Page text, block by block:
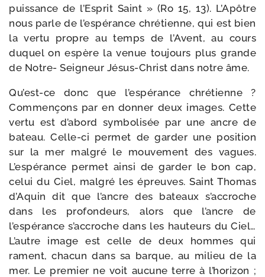
puis­sance de l’Esprit Saint » (Ro 15, 13). L’Apôtre
nous parle de l’espérance chré­tienne, qui est bien
la ver­tu propre au temps de l’Avent, au cours
duquel on espère la venue tou­jours plus grande
de Notre- Seigneur Jésus-​Christ dans notre âme.
Qu’est-ce donc que l’espérance chré­tienne ?
Commençons par en don­ner deux images. Cette
ver­tu est d’abord sym­bo­li­sée par une ancre de
bateau. Celle-​ci per­met de gar­der une posi­tion
sur la mer mal­gré le mou­ve­ment des vagues.
L’espérance per­met ain­si de gar­der le bon cap,
celui du Ciel, mal­gré les épreuves. Saint Thomas
d’Aquin dit que l’ancre des bateaux s’accroche
dans les pro­fon­deurs, alors que l’ancre de
l’espérance s’accroche dans les hau­teurs du Ciel…
L’autre image est celle de deux hommes qui
rament, cha­cun dans sa barque, au milieu de la
mer. Le pre­mier ne voit aucune terre à l’horizon ;